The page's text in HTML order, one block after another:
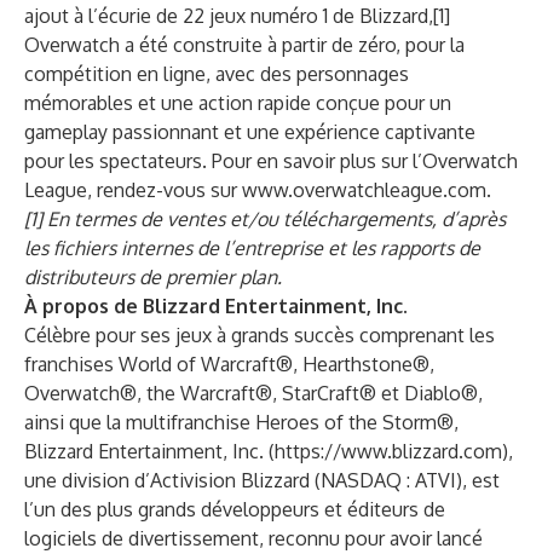
ajout à l’écurie de 22 jeux numéro 1 de Blizzard,[1]
Overwatch a été construite à partir de zéro, pour la
compétition en ligne, avec des personnages
mémorables et une action rapide conçue pour un
gameplay passionnant et une expérience captivante
pour les spectateurs. Pour en savoir plus sur l’Overwatch
League, rendez-vous surwww.overwatchleague.com.
[1] En termes de ventes et/ou téléchargements, d’après
les fichiers internes de l’entreprise et les rapports de
distributeurs de premier plan.
À propos de Blizzard Entertainment, Inc.
Célèbre pour ses jeux à grands succès comprenant les
franchises World of Warcraft®, Hearthstone®,
Overwatch®, the Warcraft®, StarCraft® et Diablo®,
ainsi que la multifranchise Heroes of the Storm®,
Blizzard Entertainment, Inc. (https://www.blizzard.com),
une division d’Activision Blizzard (NASDAQ : ATVI), est
l’un des plus grands développeurs et éditeurs de
logiciels de divertissement, reconnu pour avoir lancé